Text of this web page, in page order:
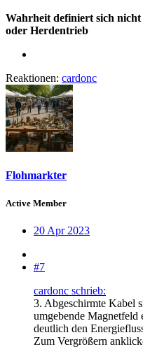
Wahrheit definiert sich
oder Herdentrieb
Reaktionen: cardonc
Flohmarkter
Active Member
20 Apr 2023
#7
cardonc schrieb:
3. Abgeschirmte Kabel
umgebende Magnetfeld
deutlich den
Zum Vergrößern